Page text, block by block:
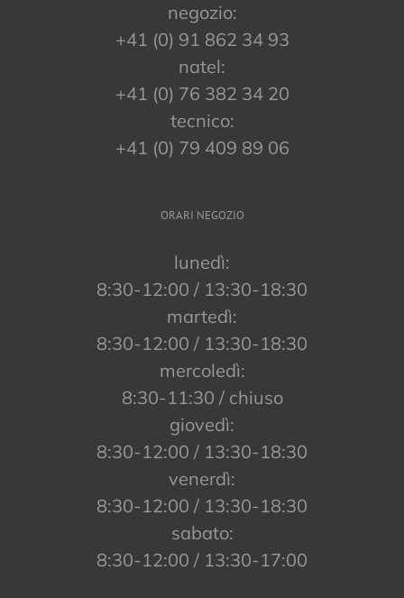
negozio:
+41 (0) 91 862 34 93
natel:
+41 (0) 76 382 34 20
tecnico:
+41 (0) 79 409 89 06
ORARI NEGOZIO
lunedì:
8:30-12:00 / 13:30-18:30
martedì:
8:30-12:00 / 13:30-18:30
mercoledì:
8:30-11:30 / chiuso
giovedì:
8:30-12:00 / 13:30-18:30
venerdì:
8:30-12:00 / 13:30-18:30
sabato:
8:30-12:00 / 13:30-17:00